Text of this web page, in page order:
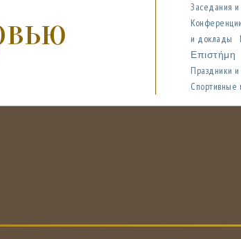
Заседания
и доклады
Επιστήμη
Праздники и
Спортивные